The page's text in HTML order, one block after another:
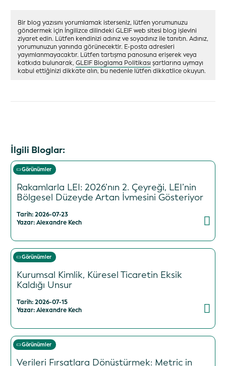
Bir blog yazısını yorumlamak isterseniz, lütfen yorumunuzu
göndermek için İngilizce dilindeki GLEIF web sitesi blog işlevini
ziyaret edin. Lütfen kendinizi adınız ve soyadınız ile tanıtın. Adınız,
yorumunuzun yanında görünecektir. E-posta adresleri
yayımlanmayacaktır. Lütfen tartışma panosuna erişerek veya
katkıda bulunarak, GLEIF Bloglama Politikası şartlarına uymayı
kabul ettiğinizi dikkate alın, bu nedenle lütfen dikkatlice okuyun.
İlgili Bloglar:
Görünümler
Rakamlarla LEI: 2026’nın 2. Çeyreği, LEI’nin
Bölgesel Düzeyde Artan İvmesini Gösteriyor
Tarih: 2026-07-23
Yazar: Alexandre Kech
Görünümler
Kurumsal Kimlik, Küresel Ticaretin Eksik
Kaldığı Unsur
Tarih: 2026-07-15
Yazar: Alexandre Kech
Görünümler
Verileri Fırsatlara Dönüştürmek: Metric in